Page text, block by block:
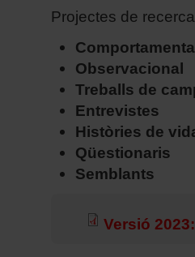
Projectes de
Observacional
Treballs de
Entrevistes
Històries de
Qüestionaris
Semblants
Versió